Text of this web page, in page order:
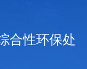
合性环保处